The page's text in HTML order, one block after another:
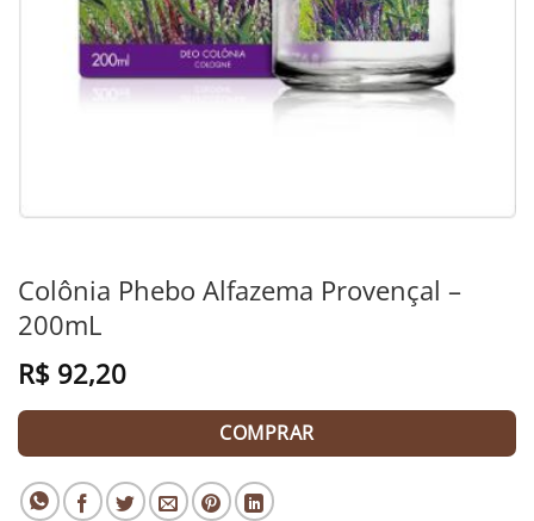
Colônia Phebo Alfazema Provençal –
200mL
R$ 92,20
COMPRAR